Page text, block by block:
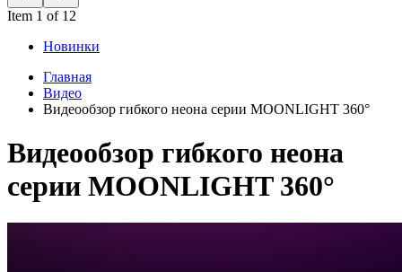
Item 1 of 12
Новинки
Главная
Видео
Видеообзор гибкого неона серии MOONLIGHT 360°
Видеообзор гибкого неона
серии MOONLIGHT 360°